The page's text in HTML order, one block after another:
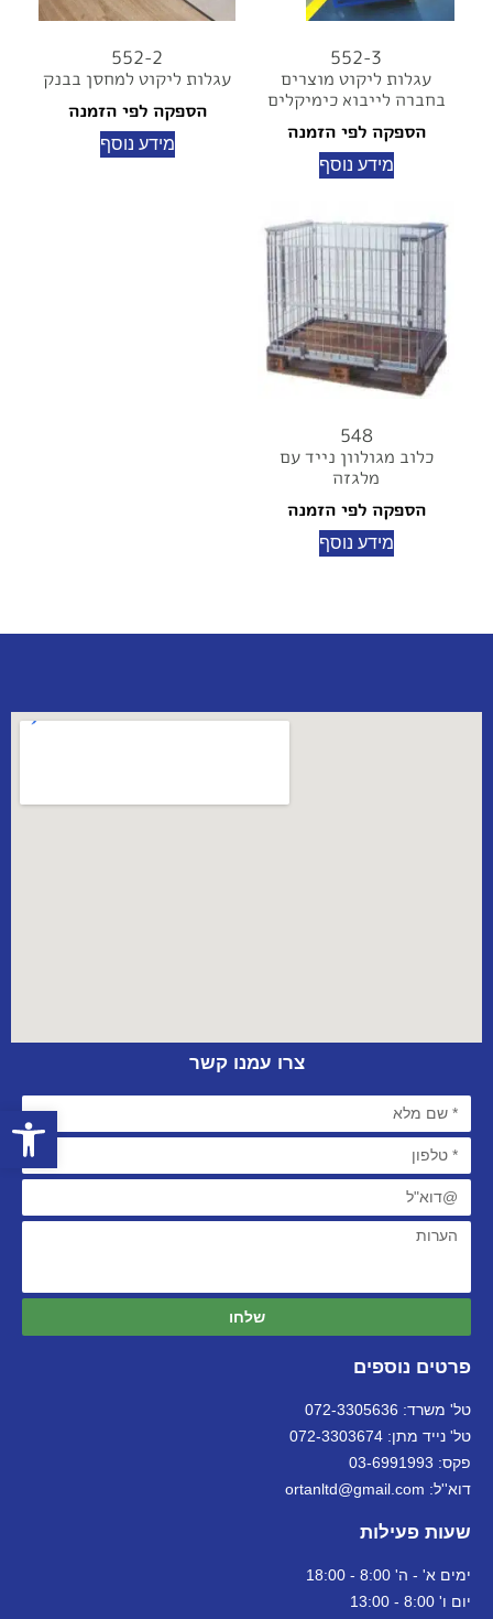
552-3
עגלות ליקוט מוצרים
בחברה לייבוא כימיקלים
הספקה לפי הזמנה
מידע נוסף
552-2
עגלות ליקוט למחסן בבנק
הספקה לפי הזמנה
מידע נוסף
548
כלוב מגולוון נייד עם
מלגזה
הספקה לפי הזמנה
מידע נוסף
פרטים נוספים
טל' משרד: 072-3305636
טל' נייד מתן: 072-3303674
פקס: 03-6991993
דוא''ל: ortanltd@gmail.com
שעות פעילות
ימים א' - ה' 8:00 - 18:00
יום ו' 8:00 - 13:00
צרו עמנו קשר
שלחו
פתח